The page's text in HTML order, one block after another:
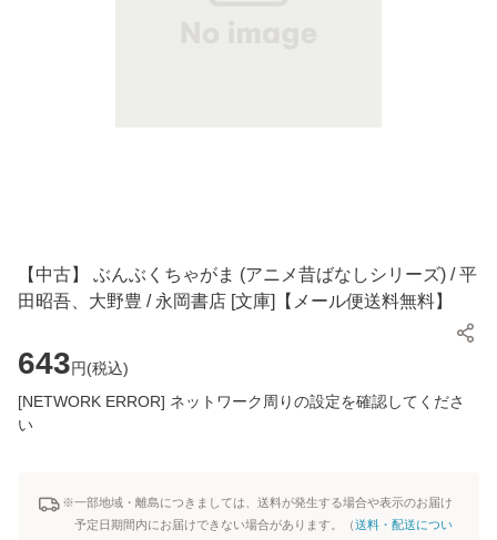
【中古】 ぶんぶくちゃがま (アニメ昔ばなしシリーズ) / 平
田昭吾、大野豊 / 永岡書店 [文庫]【メール便送料無料】
643円(税込)
[NETWORK ERROR] ネットワーク周りの設定を確認してくださ
い
※一部地域・離島につきましては、送料が発生する場合や表示のお届け
予定日期間内にお届けできない場合があります。（送料・配送につい